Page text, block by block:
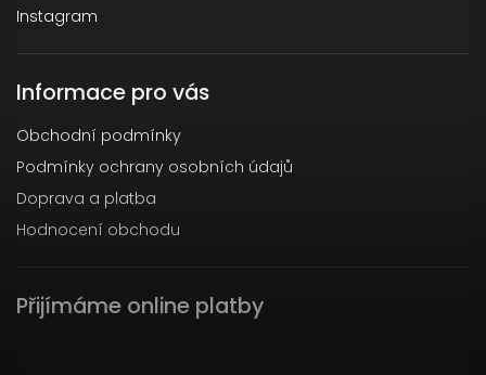
Instagram
Informace pro vás
Obchodní podmínky
Podmínky ochrany osobních údajů
Doprava a platba
Hodnocení obchodu
Přijímáme online platby